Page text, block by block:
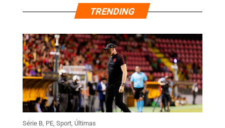
TRENDING
Série B, PE, Sport, Últimas